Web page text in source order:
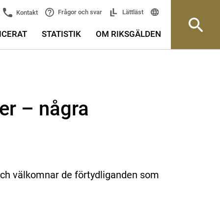
Kontakt Frågor och svar Lättläst
STATISTIK OM RIKSGÄLDEN
– några
välkomnar de förtydliganden som